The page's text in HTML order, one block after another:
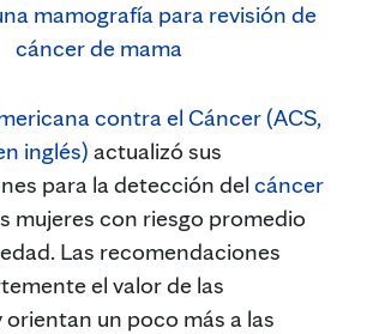
contra el Cáncer (ACS,
inglés) actualizó sus
para la detección del cáncer
mujeres con riesgo promedio
Las recomendaciones
el valor de las
orientan un poco más a las